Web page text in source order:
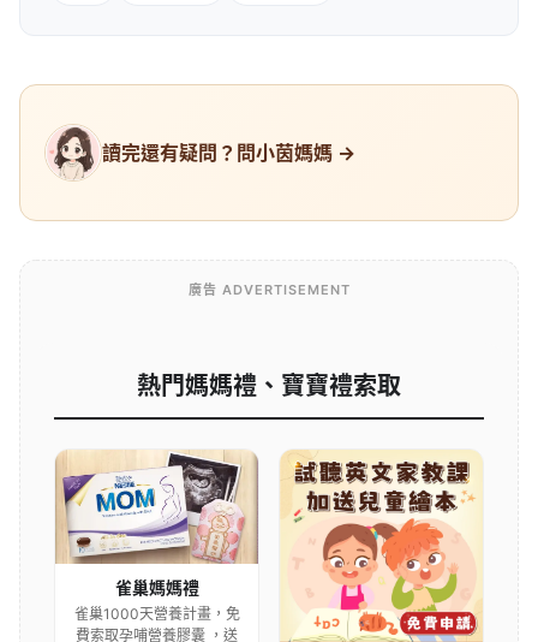
讀完還有疑問？問小茵媽媽 →
廣告 ADVERTISEMENT
熱門媽媽禮、寶寶禮索取
雀巢媽媽禮
雀巢1000天營養計畫，免
費索取孕哺營養膠囊 ，送